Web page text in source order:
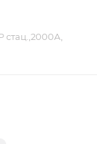
стац.,2000А,